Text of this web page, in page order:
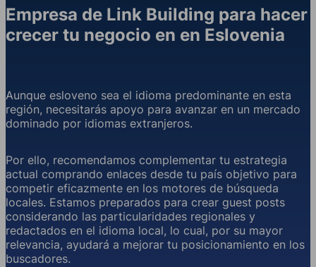
Empresa de Link Building para hacer
crecer tu negocio en en Eslovenia
Aunque esloveno sea el idioma predominante en esta
región, necesitarás apoyo para avanzar en un mercado
dominado por idiomas extranjeros.
Por ello, recomendamos complementar tu estrategia
actual comprando enlaces desde tu país objetivo para
competir eficazmente en los motores de búsqueda
locales. Estamos preparados para crear guest posts
considerando las particularidades regionales y
redactados en el idioma local, lo cual, por su mayor
relevancia, ayudará a mejorar tu posicionamiento en los
buscadores.